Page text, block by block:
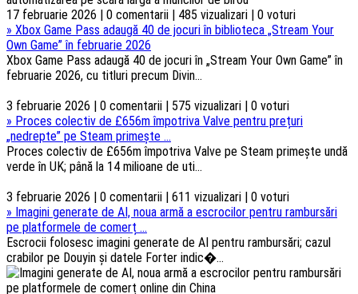
17 februarie 2026 | 0 comentarii | 485 vizualizari | 0 voturi
» Xbox Game Pass adaugă 40 de jocuri în biblioteca „Stream Your
Own Game” în februarie 2026
Xbox Game Pass adaugă 40 de jocuri în „Stream Your Own Game” în
februarie 2026, cu titluri precum Divin...
3 februarie 2026 | 0 comentarii | 575 vizualizari | 0 voturi
» Proces colectiv de £656m împotriva Valve pentru prețuri
„nedrepte” pe Steam primește ...
Proces colectiv de £656m împotriva Valve pe Steam primește undă
verde în UK; până la 14 milioane de uti...
3 februarie 2026 | 0 comentarii | 611 vizualizari | 0 voturi
» Imagini generate de AI, noua armă a escrocilor pentru rambursări
pe platformele de comerț ...
Escrocii folosesc imagini generate de AI pentru rambursări; cazul
crabilor pe Douyin și datele Forter indic�...